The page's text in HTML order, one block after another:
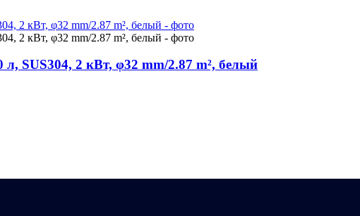
л, SUS304, 2 кВт, φ32 mm/2.87 m², белый